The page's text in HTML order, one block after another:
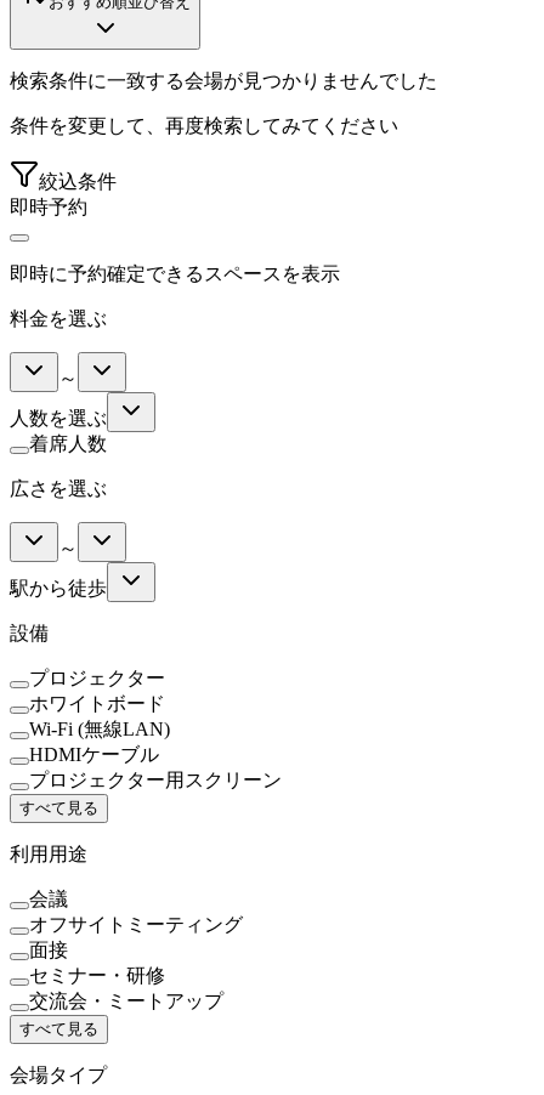
検索条件に一致する会場が見つかりませんでした
条件を変更して、再度検索してみてください
絞込条件
即時予約
即時に予約確定できるスペースを表示
料金を選ぶ
～
人数を選ぶ
着席人数
広さを選ぶ
～
駅から徒歩
設備
プロジェクター
ホワイトボード
Wi-Fi (無線LAN)
HDMIケーブル
プロジェクター用スクリーン
すべて見る
利用用途
会議
オフサイトミーティング
面接
セミナー・研修
交流会・ミートアップ
すべて見る
会場タイプ